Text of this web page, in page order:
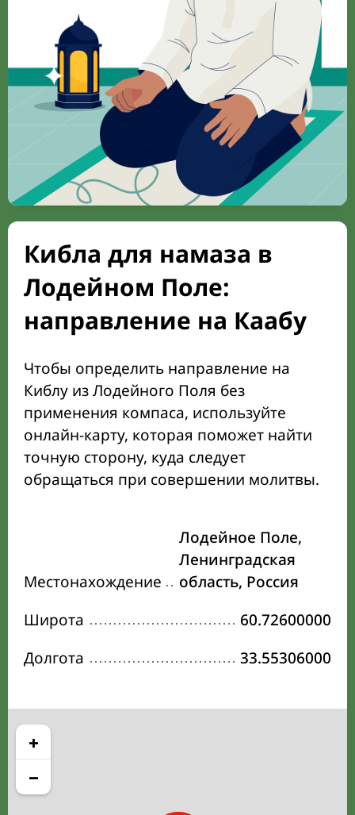
Кибла для намаза в
Лодейном Поле:
направление на Каабу
Чтобы определить направление на
Киблу из Лодейного Поля без
применения компаса, используйте
онлайн-карту, которая поможет найти
точную сторону, куда следует
обращаться при совершении молитвы.
Местонахождение
Лодейное Поле,
Ленинградская
область, Россия
Широта
60.72600000
Долгота
33.55306000
+
−